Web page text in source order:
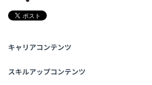
キャリアコンテンツ
転職・キャリア
スキルアップコンテンツ